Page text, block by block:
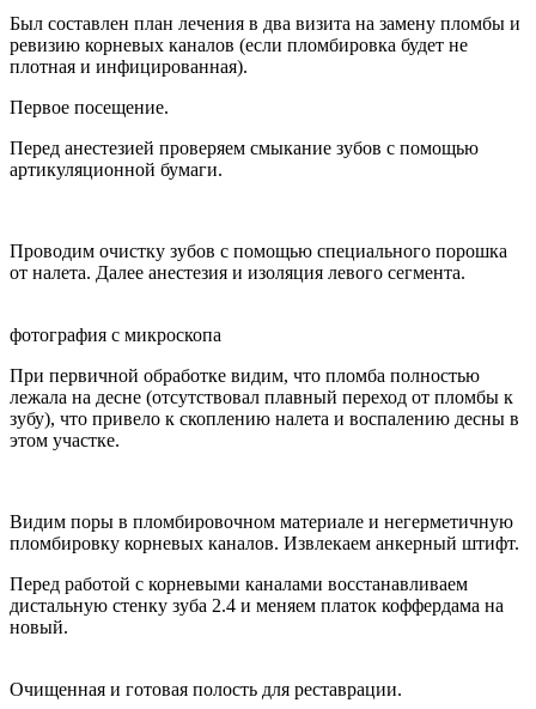
Был составлен план лечения в два визита на замену пломбы и
ревизию корневых каналов (если пломбировка будет не
плотная и инфицированная).
Первое посещение.
Перед анестезией проверяем смыкание зубов с помощью
артикуляционной бумаги.
Проводим очистку зубов с помощью специального порошка
от налета. Далее анестезия и изоляция левого сегмента.
фотография с микроскопа
При первичной обработке видим, что пломба полностью
лежала на десне (отсутствовал плавный переход от пломбы к
зубу), что привело к скоплению налета и воспалению десны в
этом участке.
Видим поры в пломбировочном материале и негерметичную
пломбировку корневых каналов. Извлекаем анкерный штифт.
Перед работой с корневыми каналами восстанавливаем
дистальную стенку зуба 2.4 и меняем платок коффердама на
новый.
Очищенная и готовая полость для реставрации.